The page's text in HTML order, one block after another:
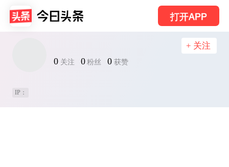
打开APP
0 关注 0 粉丝 0 获赞
+ 关注
IP：